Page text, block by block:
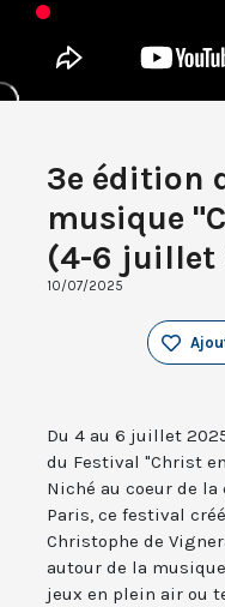
3e édition
musique
(4-6 juillet
10/07/2025
Du 4 au 6 juillet
du Festival "Christ
Niché au coeur de la
Paris, ce festival
Christophe de
autour de la
jeux en plein air ou